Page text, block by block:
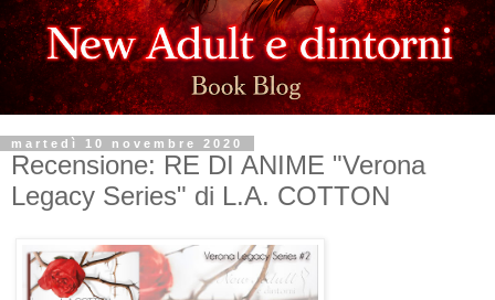
martedì 10 novembre 2020
Recensione: RE DI ANIME "Verona
Legacy Series" di L.A. COTTON